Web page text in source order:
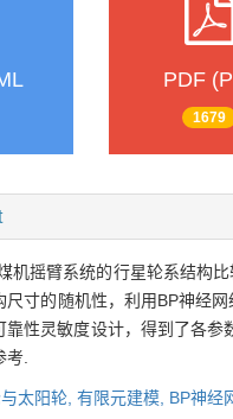
PDF
1679
机摇臂系统的行星轮系结构
尺寸的随机性，利用BP神经
靠性灵敏度设计，得到了各
考.
太阳轮, 有限元建模, BP神经